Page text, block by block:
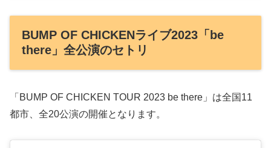
BUMP OF CHICKENライブ2023「be
there」全公演のセトリ
「BUMP OF CHICKEN TOUR 2023 be there」は全国11
都市、全20公演の開催となります。